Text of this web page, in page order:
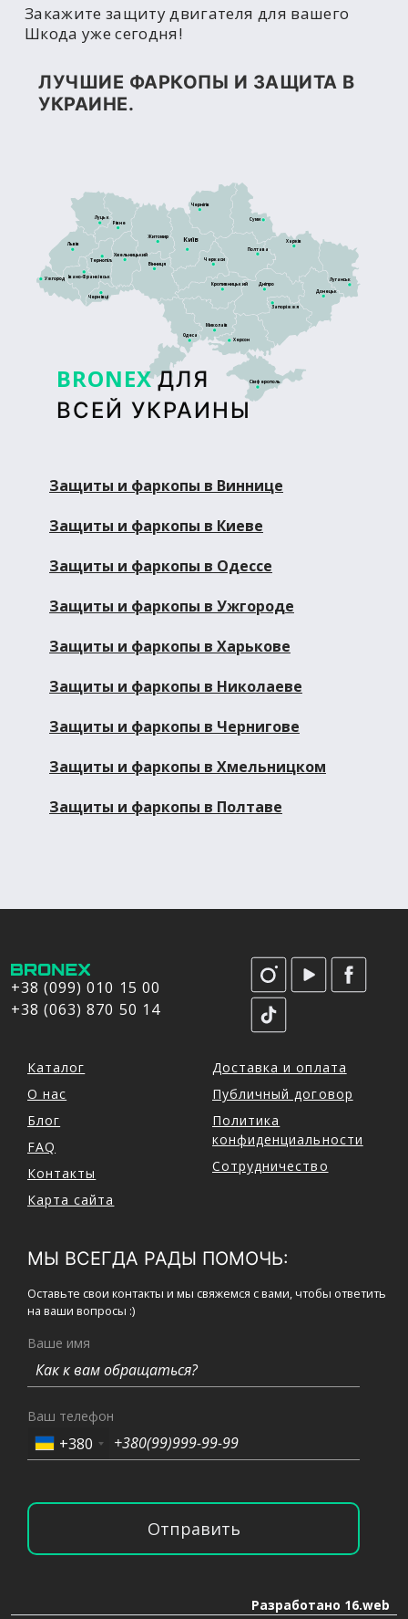
Закажите защиту двигателя для вашего
Шкода уже сегодня!
ЛУЧШИЕ ФАРКОПЫ И ЗАЩИТА В
УКРАИНЕ.
BRONEX ДЛЯ
ВСЕЙ УКРАИНЫ
Сімферополь
Луцьк
Київ
Житомир
Тернопіль
Рівне
Львів
Дніпро
Кропивницький
Харків
Полтава
Черкаси
Суми
Чернігів
Запоріжжя
Херсон
Донецьк
Луганськ
Ужгород
Чернівці
Вінниця
Хмельницький
Івано-Франківськ
Миколаїв
Одеса
Защиты и фаркопы в Виннице
Защиты и фаркопы в Киеве
Защиты и фаркопы в Одессе
Защиты и фаркопы в Ужгороде
Защиты и фаркопы в Харькове
Защиты и фаркопы в Николаеве
Защиты и фаркопы в Чернигове
Защиты и фаркопы в Хмельницком
Защиты и фаркопы в Полтаве
+38 (099) 010 15 00
+38 (063) 870 50 14
Каталог
О нас
Блог
FAQ
Контакты
Карта сайта
Доставка и оплата
Публичный договор
Политика
конфиденциальности
Сотрудничество
МЫ ВСЕГДА РАДЫ ПОМОЧЬ:
Оставьте свои контакты и мы свяжемся с вами, чтобы ответить
на ваши вопросы :)
Ваше имя
Ваш телефон
+380
Отправить
Разработано 16.web